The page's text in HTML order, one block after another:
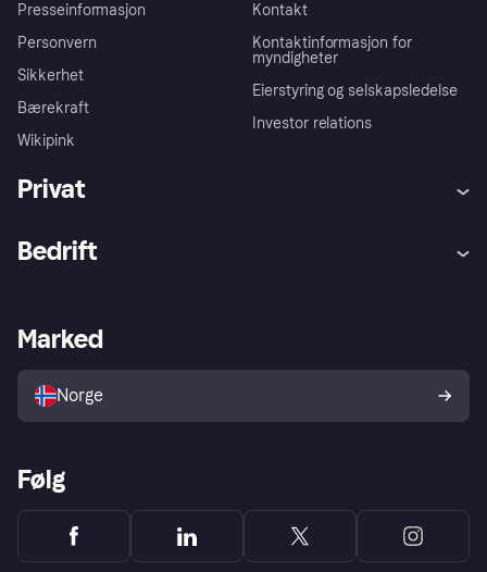
Presseinformasjon
Personvern
Sikkerhet
Bærekraft
Wikipink
Kontakt
Kontaktinformasjon for
myndigheter
Eierstyring og selskapsledelse
Investor relations
Privat
Utforsk butikker
Bedrift
Merchant portal
Marked
Norge
Følg